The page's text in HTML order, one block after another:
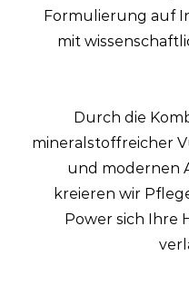
Formulierung auf
mit
Durch die
mineralstoffreicher
und modernen
kreieren wir
Power sich Ihre